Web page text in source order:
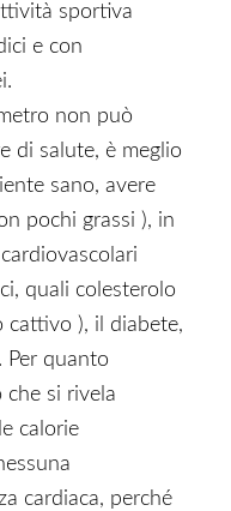
sportiva
e con
non può
di salute, è meglio
sano, avere
pochi grassi ), in
quali colesterolo
cattivo ), il diabete,
Per quanto
che si rivela
calorie
cardiaca, perché